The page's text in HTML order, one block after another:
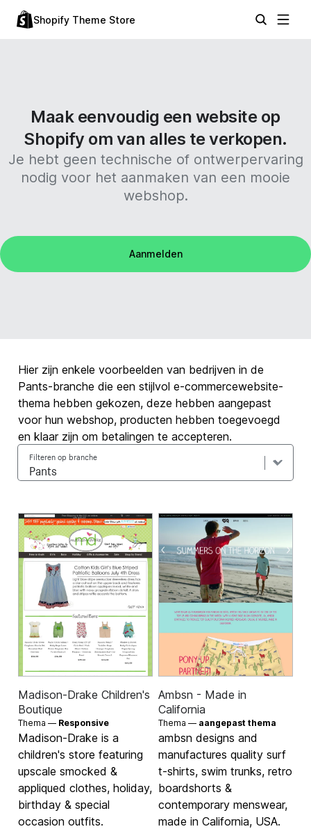
Shopify Theme Store
Maak eenvoudig een website op
Shopify om van alles te verkopen.
Je hebt geen technische of ontwerpervaring
nodig voor het aanmaken van een mooie
webshop.
Aanmelden
Hier zijn enkele voorbeelden van bedrijven in de
Pants-branche die een stijlvol e-commercewebsite-
thema hebben gekozen, deze hebben aangepast
voor hun webshop, producten hebben toegevoegd
en klaar zijn om betalingen te accepteren.
Filteren op branche
Madison-Drake Children's
Boutique
Thema — Responsive
Madison-Drake is a
children's store featuring
upscale smocked &
appliqued clothes, holiday,
birthday & special
occasion outfits.
Ambsn - Made in
California
Thema — aangepast thema
ambsn designs and
manufactures quality surf
t-shirts, swim trunks, retro
boardshorts &
contemporary menswear,
made in California, USA.